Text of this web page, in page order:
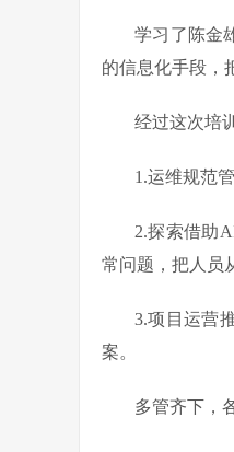
学习了陈金
的信息化手段，
经过这次培
1.运维规范
2.探索借助
常问题，把人员
3.项目运营
案。
多管齐下，